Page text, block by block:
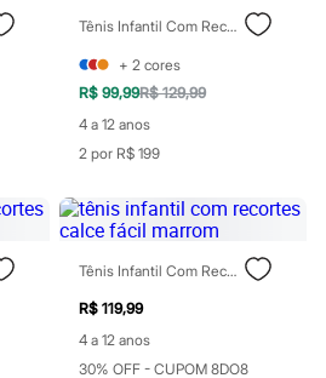
Tênis Infantil Com Recortes E Velcro Branco
+ 2 cores
R$ 99,99R$ 129,99
4 a 12 anos
2 por R$ 199
Tênis Infantil Com Recortes Calce Fácil Marrom
R$ 119,99
4 a 12 anos
30% OFF - CUPOM 8DO8